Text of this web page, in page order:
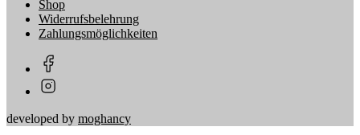
Shop
Widerrufsbelehrung
Zahlungsmöglichkeiten
developed by moghancy